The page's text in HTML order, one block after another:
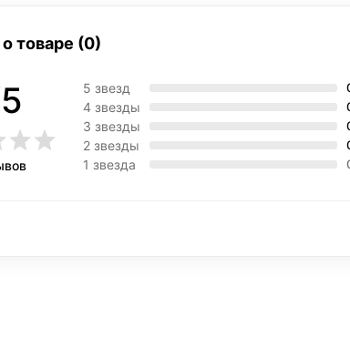
товаре (0)
5 звезд
4 звезды
3 звезды
2 звезды
1 звезда